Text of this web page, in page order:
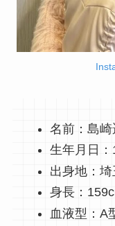
名前：島崎
生年月日：
出身地：埼
身長：
血液型：A